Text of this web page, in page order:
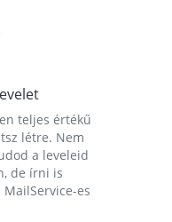
teljes értékű
létre. Nem
a leveleid
de írni is
es